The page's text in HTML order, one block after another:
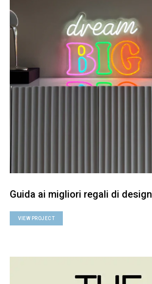
Guida ai migliori regali di design
VIEW PROJECT